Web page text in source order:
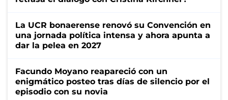
La UCR bonaerense renovó su Convención en
una jornada política intensa y ahora apunta a
dar la pelea en 2027
Facundo Moyano reapareció con un
enigmático posteo tras días de silencio por el
episodio con su novia